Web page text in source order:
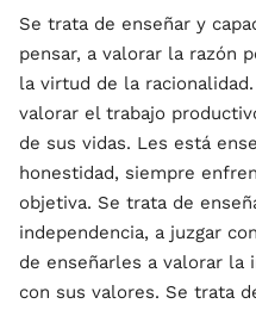
Se trata de enseñar y
pensar, a valorar la razón
la virtud de la
valorar el trabajo
de sus vidas. Les está
honestidad, siempre
objetiva. Se trata de
independencia, a juzgar
de enseñarles a valorar la
con sus valores. Se trata